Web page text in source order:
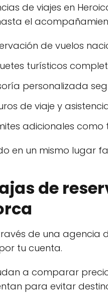
de viajes en
el
de vuelos
turísticos
personalizada
de viaje y
adicionales como
en un mismo lugar
de
de una agencia
tu cuenta.
a comparar
para evitar